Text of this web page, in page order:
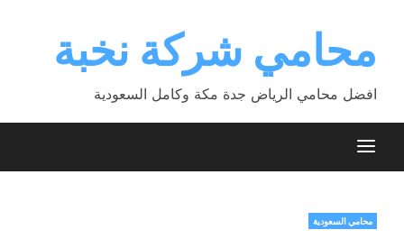
contentمحامي شركة نخبة
افضل محامي الرياض جدة مكة وكامل السعودية
محامي السعودية